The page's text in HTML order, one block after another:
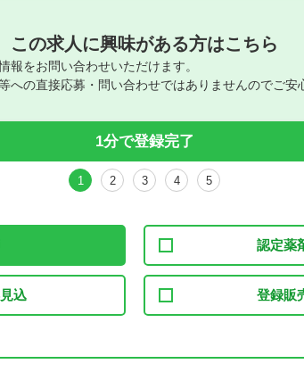
この求人に興味がある方はこちら
報をお問い合わせいただけます。
への直接応募・問い合わせではありませんのでご安
1分で登録完了
1 2 3 4 5
認定薬
込 登録販